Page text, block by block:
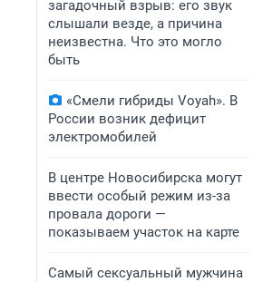
загадочный взрыв: его звук
слышали везде, а причина
неизвестна. Что это могло
быть
«Смели гибриды Voyah». В
России возник дефицит
электромобилей
В центре Новосибирска могут
ввести особый режим из-за
провала дороги —
показываем участок на карте
Самый сексуальный мужчина